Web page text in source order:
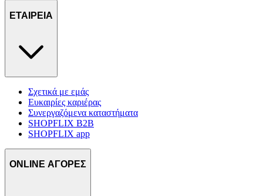
ΕΤΑΙΡΕΙΑ
Σχετικά με εμάς
Ευκαιρίες καριέρας
Συνεργαζόμενα καταστήματα
SHOPFLIX B2B
SHOPFLIX app
ONLINE ΑΓΟΡΕΣ